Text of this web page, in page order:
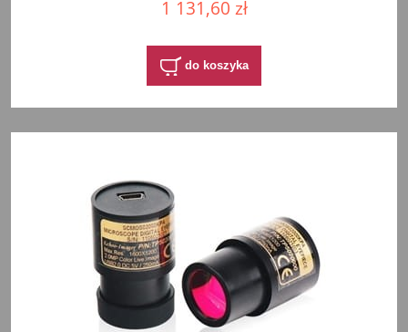
1 131,60 zł
do koszyka